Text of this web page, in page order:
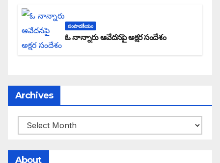
సంపాదకీయం
ఓ నాన్నారు ఆవేదనపై అక్షర సందేశం
Archives
About